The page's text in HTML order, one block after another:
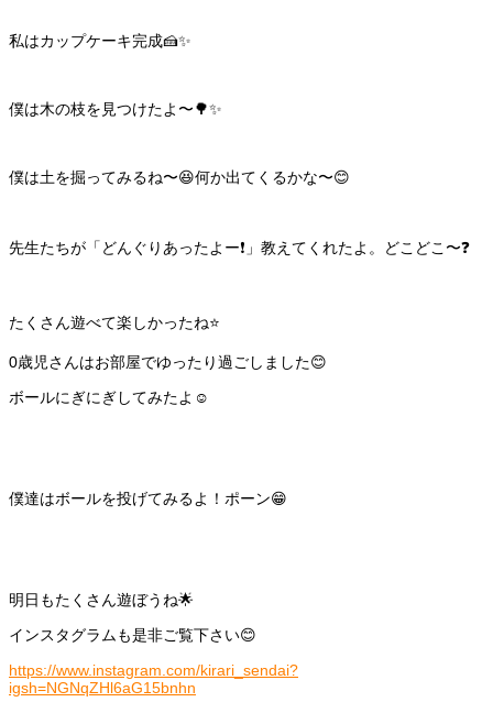
私はカップケーキ完成🍰✨
僕は木の枝を見つけたよ〜🌳✨
僕は土を掘ってみるね〜😆何か出てくるかな〜😊
先生たちが「どんぐりあったよー❗️」教えてくれたよ。どこどこ〜❓
たくさん遊べて楽しかったね⭐️
0歳児さんはお部屋でゆったり過ごしました😊
ボールにぎにぎしてみたよ☺️
僕達はボールを投げてみるよ！ポーン😁
明日もたくさん遊ぼうね🌟
インスタグラムも是非ご覧下さい😊
https://www.instagram.com/kirari_sendai?
igsh=NGNqZHl6aG15bnhn